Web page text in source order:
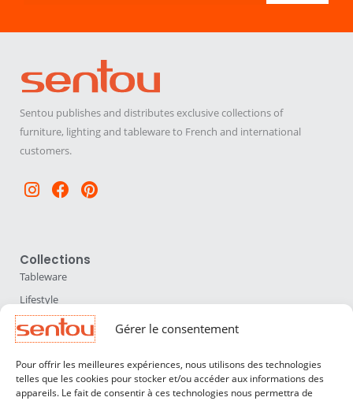
Gérer le consentement
Pour offrir les meilleures expériences, nous utilisons des technologies
telles que les cookies pour stocker et/ou accéder aux informations des
appareils. Le fait de consentir à ces technologies nous permettra de
Sentou publishes and distributes exclusive collections of
furniture, lighting and tableware to French and international
customers.
Instagram
Facebook
Pinterest
Collections
Tableware
Lifestyle
Home Accessories
Lighting
Furniture